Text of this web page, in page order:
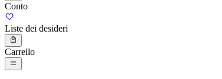
Conto
Liste dei desideri
Carrello